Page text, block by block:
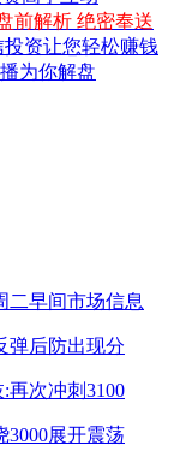
前解析 绝密奉送
投资让您轻松赚钱
为你解盘
二早间市场信息
弹后防出现分
:再次冲刺3100
3000展开震荡